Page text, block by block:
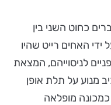
כחוט השני בין
האחים רייט שהיו
לניסוייהם, המצאת
מנוע על תלת אופן
כמכונה מופלאה